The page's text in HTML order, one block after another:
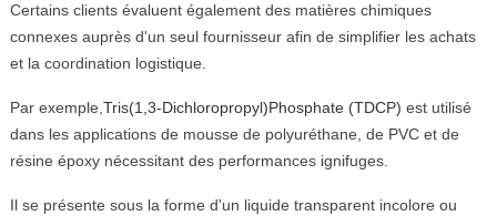
Certains clients évaluent également des matières chimiques
connexes auprès d'un seul fournisseur afin de simplifier les achats
et la coordination logistique.
Par exemple, Tris(1,3-Dichloropropyl)Phosphate (TDCP) est utilisé
dans les applications de mousse de polyuréthane, de PVC et de
résine époxy nécessitant des performances ignifuges.
Il se présente sous la forme d'un liquide transparent incolore ou